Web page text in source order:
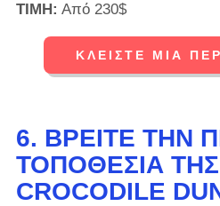
ΤΙΜΗ: Από 230$
ΚΛΕΊΣΤΕ ΜΙΑ
6. ΒΡΕΊΤΕ ΤΗΝ
ΤΟΠΟΘΕΣΊΑ ΤΗΣ
CROCODILE